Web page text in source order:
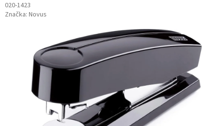
020-1423
Značka: Novus